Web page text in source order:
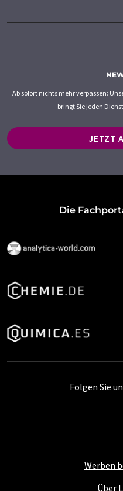
Ab sofort nichts mehr verpassen:
bringt Sie jeden
JETZT
Die
Werben
Über
Folgen Sie